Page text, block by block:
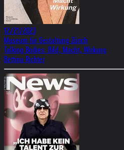
12/21/2023
Museum für Gestaltung Zürich
Talking Bodies: Bild, Macht, Wirkung
Bettina Richter